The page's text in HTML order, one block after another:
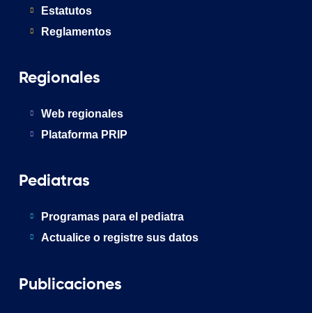
Estatutos
Reglamentos
Regionales
Web regionales
Plataforma PRIP
Pediatras
Programas para el pediatra
Actualice o registre sus datos
Publicaciones